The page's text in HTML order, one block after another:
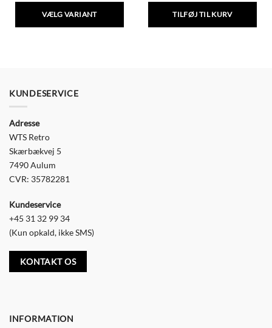
VÆLG VARIANT
Mulighederne
TILFØJ TIL KURV
KUNDESERVICE
Adresse
WTS Retro
Skærbækvej 5
7490 Aulum
CVR: 35782281
Kundeservice
+45 31 32 99 34
(Kun opkald, ikke SMS)
KONTAKT OS
INFORMATION